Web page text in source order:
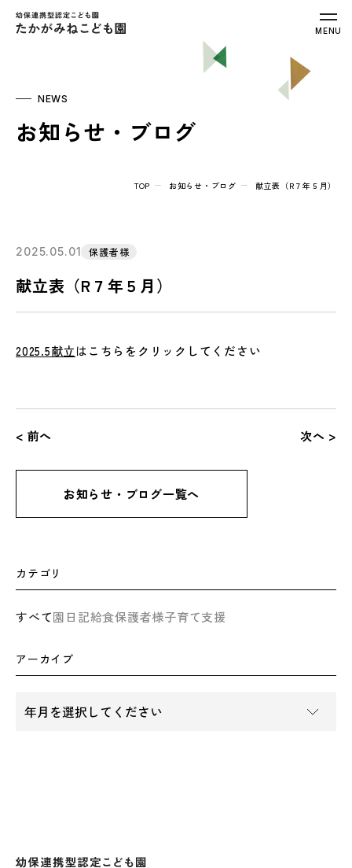
幼保連携型認定こども園 たかがみねこ
MENU
NEWS
お知らせ・ブログ
TOP お知らせ・ブログ 献立表（R７年５月）
2025.05.01 保護者様
献立表（R７年５月）
2025.5献立はこちらをクリックしてください
< 前へ 次へ >
お知らせ・ブログ一覧へ
カテゴリ
すべて園日記給食保護者様子育て支援
アーカイブ